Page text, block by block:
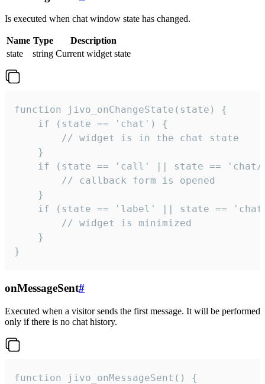
Is executed when chat window state has changed.
Name Type
Description
state
string Current widget state
function jivo_onChangeState(state) {
    if (state == 'chat') {
        // widget is in the chat state
    }
if (state == 'call' || state ==
        // callback form is opened
    }
if (state == 'label' || state ==
        // widget is minimized
    }
}
onMessageSent#
Executed when a visitor sends the first message. It will be performed
only if there is no chat history.
function jivo_onMessageSent() {